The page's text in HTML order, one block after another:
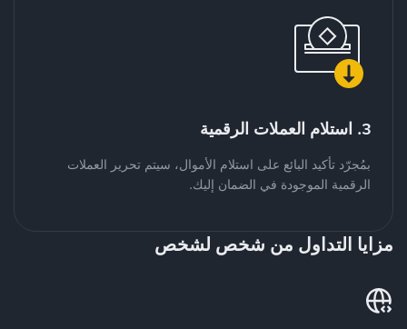
3. استلام العملات الرقمية
بمُجرّد تأكيد البائع على استلام الأموال، سيتم تحرير العملات
الرقمية الموجودة في الضمان إليك.
مزايا التداول من شخص لشخص